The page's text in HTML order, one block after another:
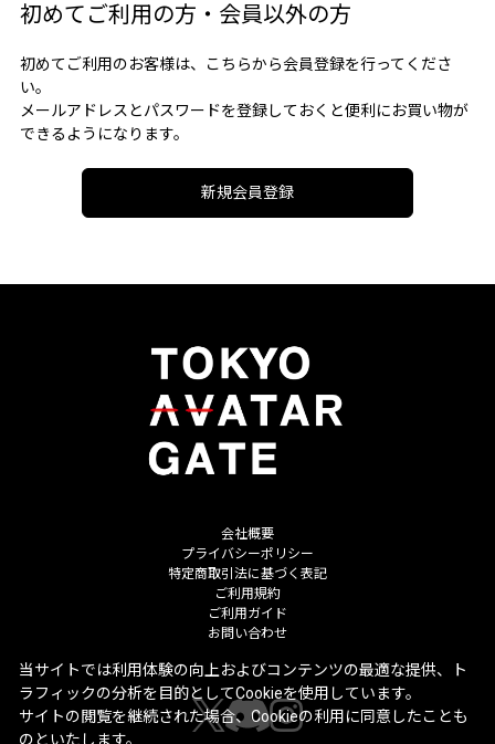
初めてご利用の方・会員以外の方
初めてご利用のお客様は、こちらから会員登録を行ってくださ
い。
メールアドレスとパスワードを登録しておくと便利にお買い物が
できるようになります。
会社概要
プライバシーポリシー
特定商取引法に基づく表記
ご利用規約
ご利用ガイド
お問い合わせ
当サイトでは利用体験の向上およびコンテンツの最適な提供、ト
ラフィックの分析を目的としてCookieを使用しています。
サイトの閲覧を継続された場合、Cookieの利用に同意したことも
のといたします。